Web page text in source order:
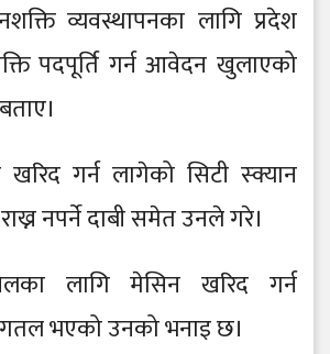
व्यवस्थापनका लागि प्रदेश
पदपूर्ति गर्न आवेदन खुलाएको
गर्न लागेको सिटी स्क्यान
नपर्ने दाबी समेत उनले गरे।
लागि मेसिन खरिद गर्न
भएको उनको भनाइ छ।